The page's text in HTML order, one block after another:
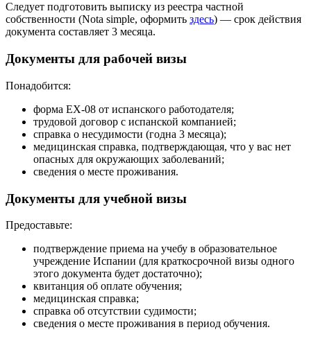
Следует подготовить выписку из реестра частной
собственности (Nota simple, оформить здесь) — срок действия
документа составляет 3 месяца.
Документы для рабочей визы
Понадобится:
форма EX-08 от испанского работодателя;
трудовой договор с испанской компанией;
справка о несудимости (годна 3 месяца);
медицинская справка, подтверждающая, что у вас нет
опасных для окружающих заболеваний;
сведения о месте проживания.
Документы для учебной визы
Предоставьте:
подтверждение приема на учебу в образовательное
учреждение Испании (для краткосрочной визы одного
этого документа будет достаточно);
квитанция об оплате обучения;
медицинская справка;
справка об отсутствии судимости;
сведения о месте проживания в период обучения.